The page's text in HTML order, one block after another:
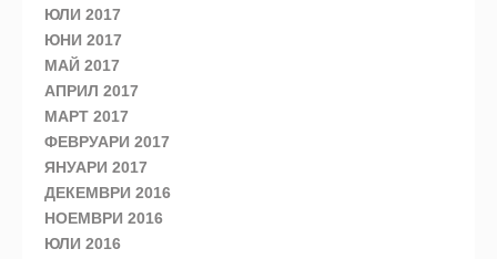
ЮЛИ 2017
ЮНИ 2017
МАЙ 2017
АПРИЛ 2017
МАРТ 2017
ФЕВРУАРИ 2017
ЯНУАРИ 2017
ДЕКЕМВРИ 2016
НОЕМВРИ 2016
ЮЛИ 2016